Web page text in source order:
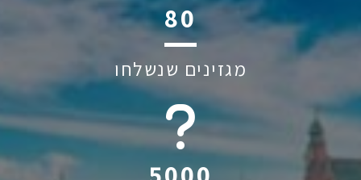
115
מגזינים שנשלחו